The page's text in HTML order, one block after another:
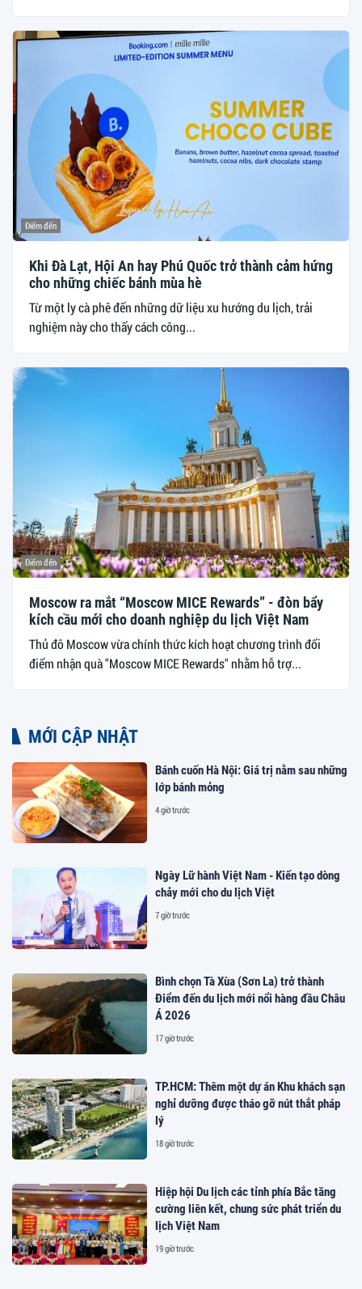
Điểm đến
Khi Đà Lạt, Hội An hay Phú Quốc trở thành cảm hứng
cho những chiếc bánh mùa hè
Từ một ly cà phê đến những dữ liệu xu hướng du lịch, trải
nghiệm này cho thấy cách công...
Điểm đến
Moscow ra mắt “Moscow MICE Rewards” - đòn bẩy
kích cầu mới cho doanh nghiệp du lịch Việt Nam
Thủ đô Moscow vừa chính thức kích hoạt chương trình đổi
điểm nhận quà "Moscow MICE Rewards" nhằm hỗ trợ...
MỚI CẬP NHẬT
Bánh cuốn Hà Nội: Giá trị nằm sau những
lớp bánh mỏng
4 giờ trước
Ngày Lữ hành Việt Nam - Kiến tạo dòng
chảy mới cho du lịch Việt
7 giờ trước
Bình chọn Tà Xùa (Sơn La) trở thành
Điểm đến du lịch mới nổi hàng đầu Châu
Á 2026
17 giờ trước
TP.HCM: Thêm một dự án Khu khách sạn
nghỉ dưỡng được tháo gỡ nút thắt pháp
lý
18 giờ trước
Hiệp hội Du lịch các tỉnh phía Bắc tăng
cường liên kết, chung sức phát triển du
lịch Việt Nam
19 giờ trước